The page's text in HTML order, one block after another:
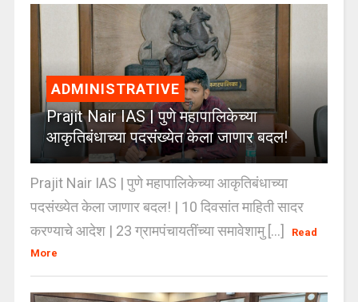
ADMINISTRATIVE
Prajit Nair IAS | पुणे महापालिकेच्या
आकृतिबंधाच्या पदसंख्येत केला जाणार बदल!
Prajit Nair IAS | पुणे महापालिकेच्या आकृतिबंधाच्या
पदसंख्येत केला जाणार बदल! | 10 दिवसांत माहिती सादर
करण्याचे आदेश | 23 ग्रामपंचायतींच्या समावेशामु [...]
Read
More